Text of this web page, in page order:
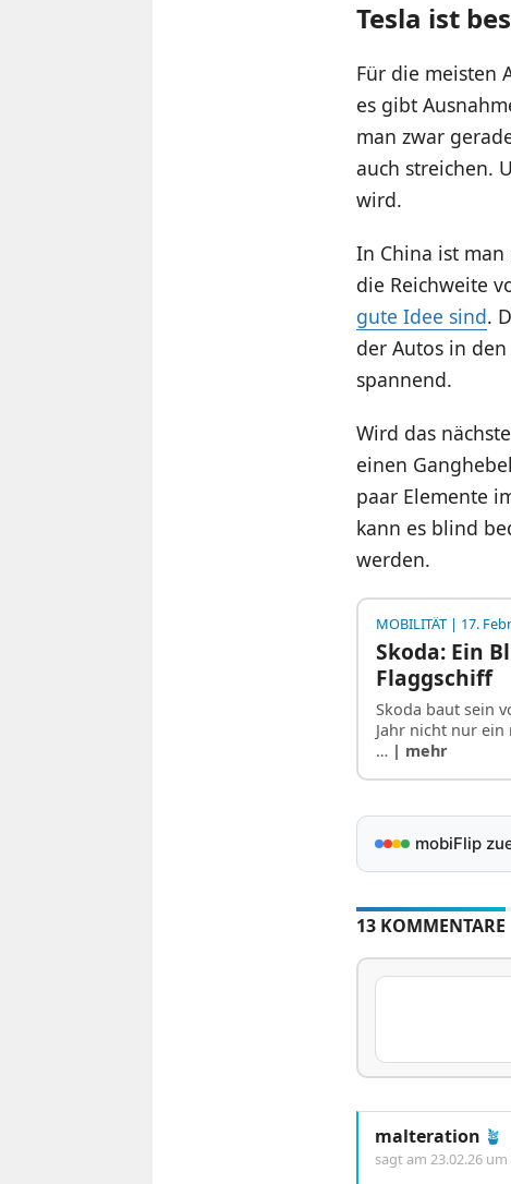
Tesla ist
Für die meisten
es gibt
man zwar
auch streichen.
wird.
In China ist
die Reichweite
gute Idee sind.
der Autos in
spannend.
Wird das
einen
paar Elemente
kann es blind
werden.
MOBILITÄT| 17.
Skoda: Ein
Flaggschiff
Skoda baut sein
Jahr nicht nur
… | mehr
mobiFlip
13 KOMMENTARE
malteration 🪴
sagt am 23.02.26